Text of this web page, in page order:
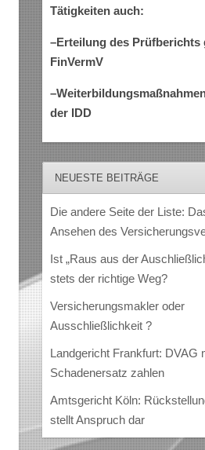
Tätigkeiten auch:
–Erteilung des Prüfberichts
FinVermV
der IDD
NEUESTE BEITRÄGE
Die andere Seite der Liste:
Ansehen des
Ist „Raus aus der
stets der richtige Weg?
Versicherungsmakler oder
Ausschließlichkeit ?
Landgericht Frankfurt: DVAG
Schadenersatz zahlen
Amtsgericht Köln:
stellt Anspruch dar